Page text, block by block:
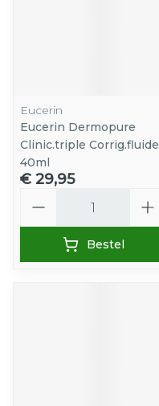
Eucerin
Eucerin Dermopure
Clinic.triple Corrig.fluide
40ml
€ 29,95
Bestel